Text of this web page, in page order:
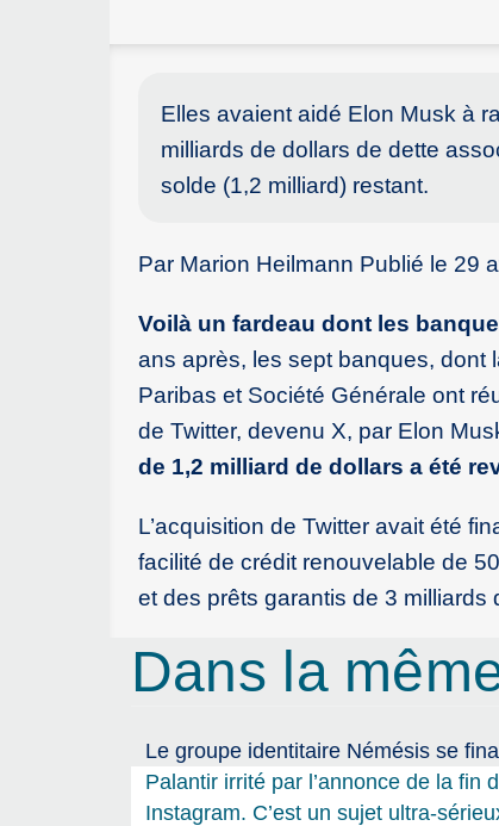
Elles avaient aidé Elon Musk à
milliards de dollars de dette
solde (1,2 milliard) restant.
Par Marion Heilmann Publié le 29
Voilà un fardeau dont les
ans après, les sept banques, dont
Paribas et Société Générale ont
de Twitter, devenu X, par Elon
de 1,2 milliard de dollars a été
L’acquisition de Twitter avait été
facilité de crédit renouvelable de
et des prêts garantis de 3 milliards
Dans la
Le groupe identitaire Némésis se
Palantir irrité par l’annonce de la fin
Instagram. C’est un sujet ultra-